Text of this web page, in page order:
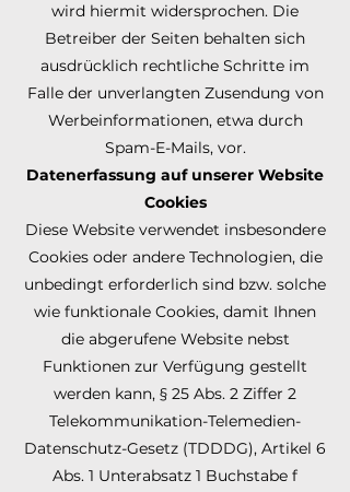
wird hiermit widersprochen. Die
Betreiber der Seiten behalten sich
ausdrücklich rechtliche Schritte im
Falle der unverlangten Zusendung von
Werbeinformationen, etwa durch
Spam-E-Mails, vor.
Datenerfassung auf unserer Website
Cookies
Diese Website verwendet insbesondere
Cookies oder andere Technologien, die
unbedingt erforderlich sind bzw. solche
wie funktionale Cookies, damit Ihnen
die abgerufene Website nebst
Funktionen zur Verfügung gestellt
werden kann, § 25 Abs. 2 Ziffer 2
Telekommunikation-Telemedien-
Datenschutz-Gesetz (TDDDG), Artikel 6
Abs. 1 Unterabsatz 1 Buchstabe f